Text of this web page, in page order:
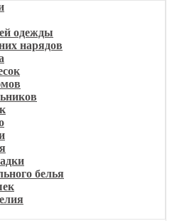
одежды
нарядов
белья